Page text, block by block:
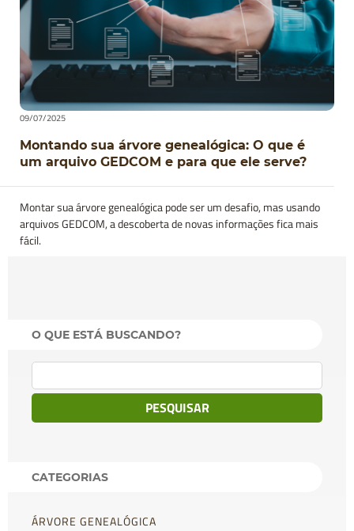
09/07/2025
Montando sua árvore genealógica: O que é
um arquivo GEDCOM e para que ele serve?
Montar sua árvore genealógica pode ser um desafio, mas usando
arquivos GEDCOM, a descoberta de novas informações fica mais
fácil.
O QUE ESTÁ BUSCANDO?
por:
CATEGORIAS
ÁRVORE GENEALÓGICA